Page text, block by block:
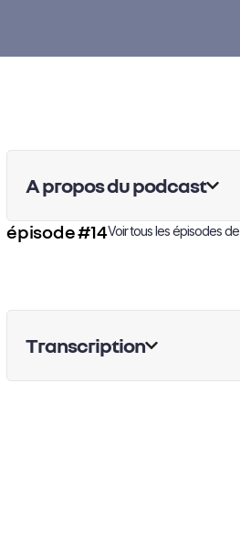
A propos du podcast
épisode #14Voir tous les épisodes de
Transcription